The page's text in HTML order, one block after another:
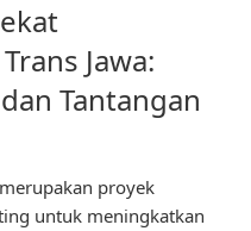
Jawa:
Tantangan
proyek
untuk meningkatkan